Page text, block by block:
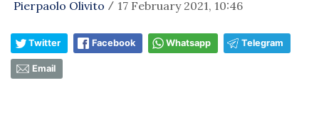
Pierpaolo Olivito / 17 February 2021, 10:46
Twitter Facebook Whatsapp Telegram
Email